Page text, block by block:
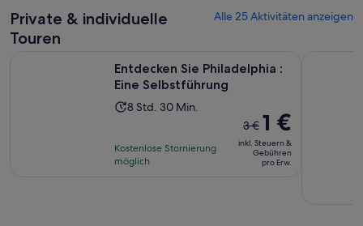
Private & individuelle
Touren
Alle 25 Aktivitäten anzeigen
Entdecken Sie Philadelphia :
Eine Selbstführung
Die
dauert
8
8 Std. 30 Min.
Kostenlose Stornierung
möglich
Der
vorherige
Preis
war
3 € 1 €
inkl. Steuern &
Gebühren
pro Erw.